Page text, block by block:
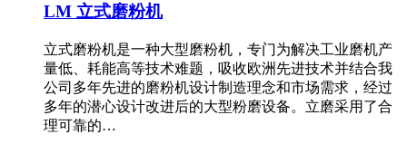
LM 立式磨粉机
立式磨粉机是一种大型磨粉机，专门为解决工业磨机产
量低、耗能高等技术难题，吸收欧洲先进技术并结合我
公司多年先进的磨粉机设计制造理念和市场需求，经过
多年的潜心设计改进后的大型粉磨设备。立磨采用了合
理可靠的…